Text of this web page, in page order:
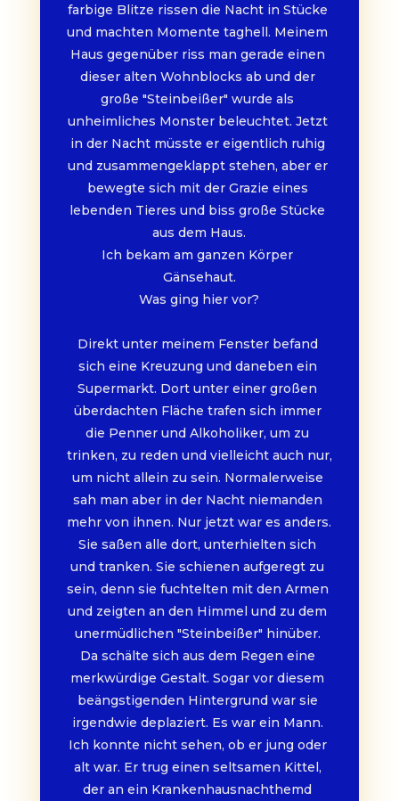
farbige Blitze rissen die Nacht in Stücke
und machten Momente taghell. Meinem
Haus gegenüber riss man gerade einen
dieser alten Wohnblocks ab und der
große "Steinbeißer" wurde als
unheimliches Monster beleuchtet. Jetzt
in der Nacht müsste er eigentlich ruhig
und zusammengeklappt stehen, aber er
bewegte sich mit der Grazie eines
lebenden Tieres und biss große Stücke
aus dem Haus.
Ich bekam am ganzen Körper
Gänsehaut.
Was ging hier vor?
Direkt unter meinem Fenster befand
sich eine Kreuzung und daneben ein
Supermarkt. Dort unter einer großen
überdachten Fläche trafen sich immer
die Penner und Alkoholiker, um zu
trinken, zu reden und vielleicht auch nur,
um nicht allein zu sein. Normalerweise
sah man aber in der Nacht niemanden
mehr von ihnen. Nur jetzt war es anders.
Sie saßen alle dort, unterhielten sich
und tranken. Sie schienen aufgeregt zu
sein, denn sie fuchtelten mit den Armen
und zeigten an den Himmel und zu dem
unermüdlichen "Steinbeißer" hinüber.
Da schälte sich aus dem Regen eine
merkwürdige Gestalt. Sogar vor diesem
beängstigenden Hintergrund war sie
irgendwie deplaziert. Es war ein Mann.
Ich konnte nicht sehen, ob er jung oder
alt war. Er trug einen seltsamen Kittel,
der an ein Krankenhausnachthemd